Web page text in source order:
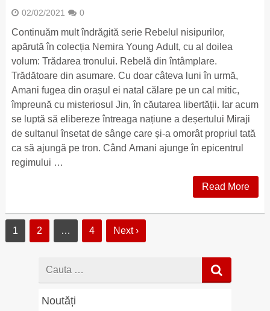
02/02/2021 0
Continuăm mult îndrăgită serie Rebelul nisipurilor,
apărută în colecția Nemira Young Adult, cu al doilea
volum: Trădarea tronului. Rebelă din întâmplare.
Trădătoare din asumare. Cu doar câteva luni în urmă,
Amani fugea din orașul ei natal călare pe un cal mitic,
împreună cu misteriosul Jin, în căutarea libertății. Iar acum
se luptă să elibereze întreaga națiune a deșertului Miraji
de sultanul însetat de sânge care și-a omorât propriul tată
ca să ajungă pe tron. Când Amani ajunge în epicentrul
regimului …
Read More
1 2 … 4 Next ›
Cauta
Noutăți